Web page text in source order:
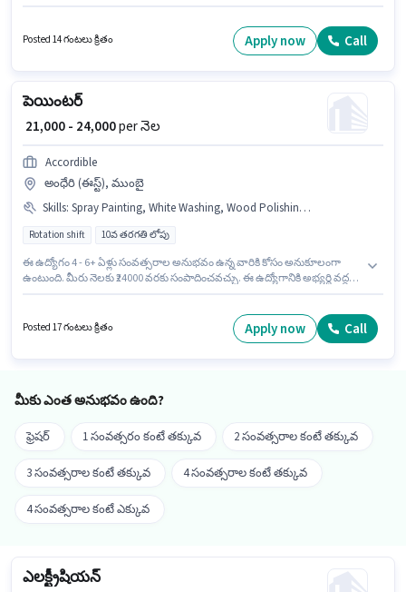
దరఖాస్తుదారులు కనీసం 12వ తరగతి పాస్ డిగ్రీ లేదా సర్టిఫికెట్ కలిగి ఉండాలి. ఈ ఖాళీ
Posted 14 గంటలు క్రితం Apply now Call
పెయింటర్
₹ 21,000 - 24,000per నెల
Accordible
అంధేరి (ఈస్ట్), ముంబై
Skills: Spray Painting, White Washing, Wood Polishing, Wall Paneling, Wall Papering
Rotation shift 10వ తరగతి లోపు
ఈ ఉద్యోగం 4 - 6+ ఏళ్లు సంవత్సరాల అనుభవం ఉన్న వారికి కోసం అనుకూలంగా
ఉంటుంది. మీరు నెలకు ₹24000 వరకు సంపాదించవచ్చు. ఈ ఉద్యోగానికి అభ్యర్థి వద్ద
చేసుకోవచ్చు. అదనపు Meal, PF, Medical Benefits లు ఉద్యోగ స్థాయి మరియు
కంపెనీ పాలసీలపై ఆధారపడి ఇప్పించబడతాయి. ఈ ఖాళీ అంధేరి (ఈస్ట్), ముంబై లో
Posted 17 గంటలు క్రితం Apply now Call
మీకు ఎంత అనుభవం ఉంది?
ఫ్రెషర్ 1 సంవత్సరం కంటే తక్కువ 2 సంవత్సరాల కంటే తక్కువ
3 సంవత్సరాల కంటే తక్కువ 4 సంవత్సరాల కంటే తక్కువ
4 సంవత్సరాల కంటే ఎక్కువ
ఎలక్ట్రీషియన్